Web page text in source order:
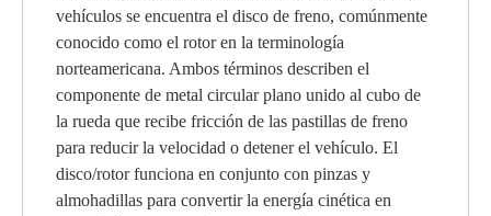
vehículos se encuentra el disco de freno, comúnmente
conocido como el rotor en la terminología
norteamericana. Ambos términos describen el
componente de metal circular plano unido al cubo de
la rueda que recibe fricción de las pastillas de freno
para reducir la velocidad o detener el vehículo. El
disco/rotor funciona en conjunto con pinzas y
almohadillas para convertir la energía cinética en